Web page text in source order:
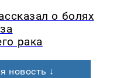
о болях
рака
новость ↓